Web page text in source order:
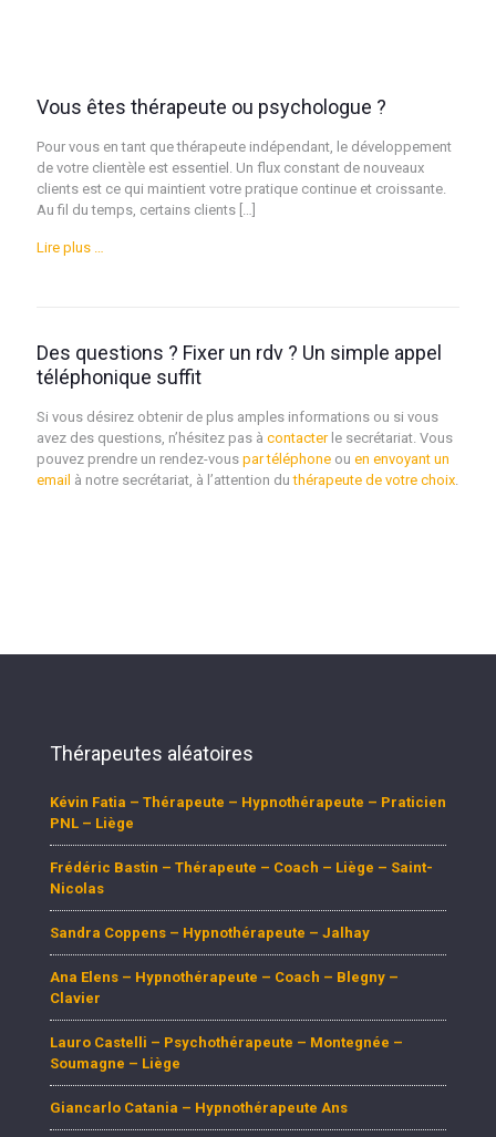
Vous êtes thérapeute ou psychologue ?
Pour vous en tant que thérapeute indépendant, le développement
de votre clientèle est essentiel. Un flux constant de nouveaux
clients est ce qui maintient votre pratique continue et croissante.
Au fil du temps, certains clients […]
Lire plus …
Des questions ? Fixer un rdv ? Un simple appel
téléphonique suffit
Si vous désirez obtenir de plus amples informations ou si vous
avez des questions, n’hésitez pas à contacterle secrétariat. Vous
pouvez prendre un rendez-vous par téléphone ou en envoyant un
email à notre secrétariat, à l’attention duthérapeute de votre choix.
Thérapeutes aléatoires
Kévin Fatia – Thérapeute – Hypnothérapeute – Praticien
PNL – Liège
Frédéric Bastin – Thérapeute – Coach – Liège – Saint-
Nicolas
Sandra Coppens – Hypnothérapeute – Jalhay
Ana Elens – Hypnothérapeute – Coach – Blegny –
Clavier
Lauro Castelli – Psychothérapeute – Montegnée –
Soumagne – Liège
Giancarlo Catania – Hypnothérapeute Ans